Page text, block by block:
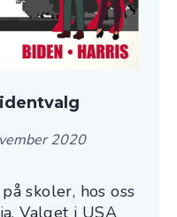
2020
skoler, hos oss
Valget i USA